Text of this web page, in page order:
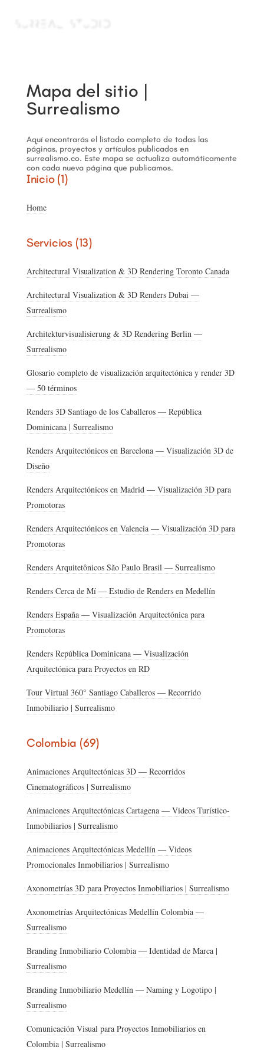
Mapa del sitio |
Surrealismo
Aquí encontrarás el listado completo de todas las
páginas, proyectos y artículos publicados en
surrealismo.co. Este mapa se actualiza automáticamente
con cada nueva página que publicamos.
Inicio (1)
Home
Servicios (13)
Architectural Visualization & 3D Rendering Toronto Canada
Architectural Visualization & 3D Renders Dubai —
Surrealismo
Architekturvisualisierung & 3D Rendering Berlin —
Surrealismo
Glosario completo de visualización arquitectónica y render 3D
— 50 términos
Renders 3D Santiago de los Caballeros — República
Dominicana | Surrealismo
Renders Arquitectónicos en Barcelona — Visualización 3D de
Diseño
Renders Arquitectónicos en Madrid — Visualización 3D para
Promotoras
Renders Arquitectónicos en Valencia — Visualización 3D para
Promotoras
Renders Arquitetônicos São Paulo Brasil — Surrealismo
Renders Cerca de Mí — Estudio de Renders en Medellín
Renders España — Visualización Arquitectónica para
Promotoras
Renders República Dominicana — Visualización
Arquitectónica para Proyectos en RD
Tour Virtual 360° Santiago Caballeros — Recorrido
Inmobiliario | Surrealismo
Colombia (69)
Animaciones Arquitectónicas 3D — Recorridos
Cinematográficos | Surrealismo
Animaciones Arquitectónicas Cartagena — Videos Turístico-
Inmobiliarios | Surrealismo
Animaciones Arquitectónicas Medellín — Videos
Promocionales Inmobiliarios | Surrealismo
Axonometrías 3D para Proyectos Inmobiliarios | Surrealismo
Axonometrías Arquitectónicas Medellín Colombia —
Surrealismo
Branding Inmobiliario Colombia — Identidad de Marca |
Surrealismo
Branding Inmobiliario Medellín — Naming y Logotipo |
Surrealismo
Comunicación Visual para Proyectos Inmobiliarios en
Colombia | Surrealismo